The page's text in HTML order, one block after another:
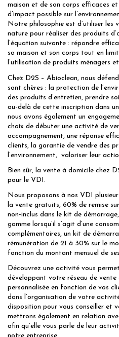
maison et de son corps efficaces
d’impact possible sur
Notre philosophie est d’utiliser les
nature pour réaliser des produits
l’équation suivante : répondre
sa maison et son corps tout en
l’utilisation de produits ménagers
Chez D2S – Abioclean, nous
sont chères : la protection de
des produits d’entretien, prendre
au-delà de cette inscription dans
nous avons également un
choix de débuter une activité de
accompagnement, une réponse
clients, la garantie de vendre des
l’environnement, valoriser leur
Bien sûr, la vente à domicile chez
pour le VDI.
Nous proposons à nos VDI
la vente gratuits, 60% de remise
non-inclus dans le kit de
gamme lorsqu’il s’agit d’une
complémentaires, un kit de
rémunération de 21 à 30% sur le
fonction du montant mensuel de
Découvrez une activité vous
développant votre réseau de vente
personnalisée en fonction de vos
dans l’organisation de votre
disposition pour vous conseiller et
mettrons également en relation
afin qu’elle vous parle de leur